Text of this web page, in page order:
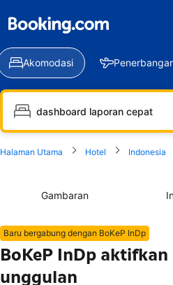
Akomodasi
Halaman Utama Hotel Indonesia
Gambaran
Baru bergabung dengan BoKeP InDp
BoKeP InDp
unggulan